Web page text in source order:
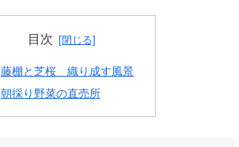
目次
藤棚と芝桜 織り成す風景
朝採り野菜の直売所